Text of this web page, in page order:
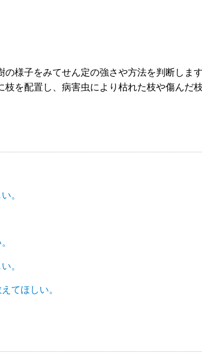
様子をみてせん定の強さや方法を判断します
を配置し、病害虫により枯れた枝や傷んだ
。
。
てほしい。